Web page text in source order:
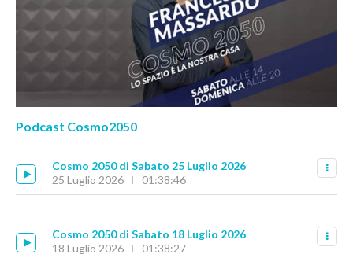
Podcast Cosmo2050
Cosmo 2050 di Sabato 25 Luglio 2026
25 Luglio 2026
01:38:46
Cosmo 2050 di Sabato 18 Luglio 2026
18 Luglio 2026
01:38:27